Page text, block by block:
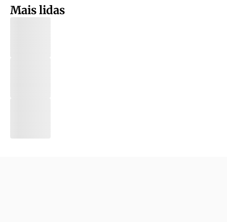
Mais lidas